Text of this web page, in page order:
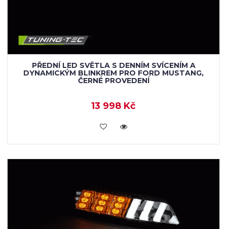
PŘEDNÍ LED SVĚTLA S DENNÍM SVÍCENÍM A
DYNAMICKÝM BLINKREM PRO FORD MUSTANG,
ČERNÉ PROVEDENÍ
13 998 Kč
KOUPIT